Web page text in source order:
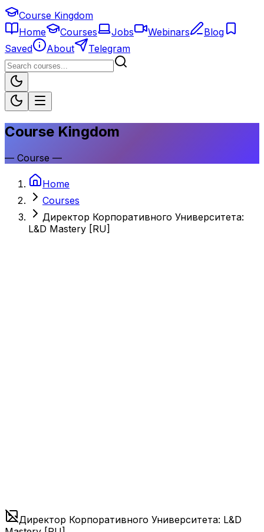
Course Kingdom
Home
Courses Jobs Webinars
Blog
Saved
About Telegram
Course Kingdom
— Course —
Home
Courses
Директор Корпоративного Университета:
L&D Mastery [RU]
Директор Корпоративного Университета: L&D